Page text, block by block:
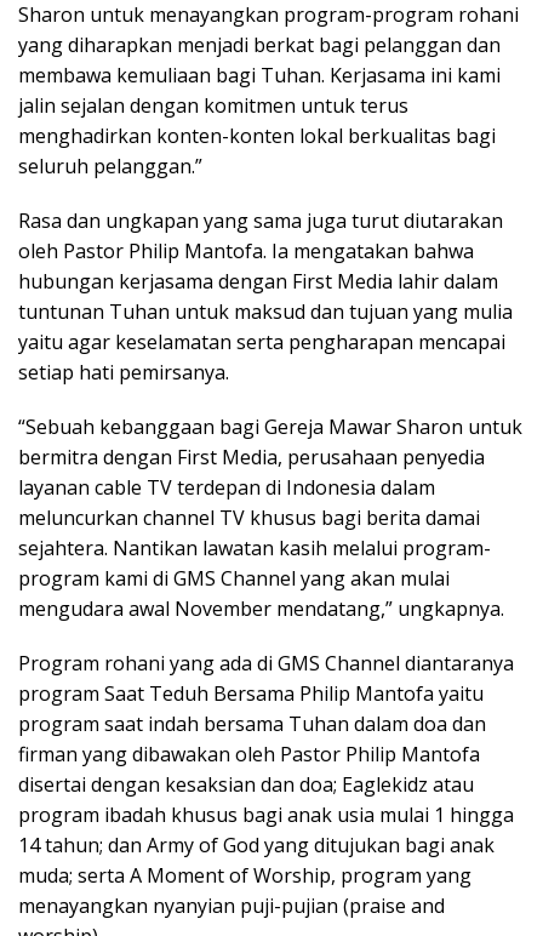
Sharon untuk menayangkan program-program rohani
yang diharapkan menjadi berkat bagi pelanggan dan
membawa kemuliaan bagi Tuhan. Kerjasama ini kami
jalin sejalan dengan komitmen untuk terus
menghadirkan konten-konten lokal berkualitas bagi
seluruh pelanggan.”
Rasa dan ungkapan yang sama juga turut diutarakan
oleh Pastor Philip Mantofa. Ia mengatakan bahwa
hubungan kerjasama dengan First Media lahir dalam
tuntunan Tuhan untuk maksud dan tujuan yang mulia
yaitu agar keselamatan serta pengharapan mencapai
setiap hati pemirsanya.
“Sebuah kebanggaan bagi Gereja Mawar Sharon untuk
bermitra dengan First Media, perusahaan penyedia
layanan cable TV terdepan di Indonesia dalam
meluncurkan channel TV khusus bagi berita damai
sejahtera. Nantikan lawatan kasih melalui program-
program kami di GMS Channel yang akan mulai
mengudara awal November mendatang,” ungkapnya.
Program rohani yang ada di GMS Channel diantaranya
program Saat Teduh Bersama Philip Mantofa yaitu
program saat indah bersama Tuhan dalam doa dan
firman yang dibawakan oleh Pastor Philip Mantofa
disertai dengan kesaksian dan doa; Eaglekidz atau
program ibadah khusus bagi anak usia mulai 1 hingga
14 tahun; dan Army of God yang ditujukan bagi anak
muda; serta A Moment of Worship, program yang
menayangkan nyanyian puji-pujian (praise and